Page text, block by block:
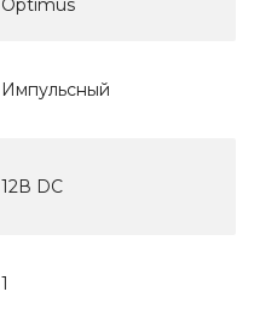
Optimus
Импульсный
12В DC
1